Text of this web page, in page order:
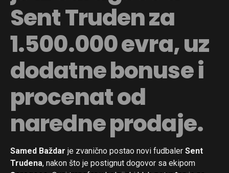
Sent Truden za
1.500.000 evra, uz
dodatne bonuse i
procenat od
naredne prodaje.
Samed Baždar je zvanično postao novi fudbaler Sent
Trudena, nakon što je postignut dogovor sa ekipom